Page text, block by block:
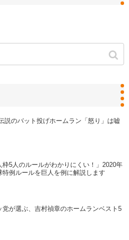
説のバット投げホームラン「怒り」は嘘
枠5人のルールがわかりにくい！」2020年
特例ルールを巨人を例に解説します
党が選ぶ、吉村禎章のホームランベスト5